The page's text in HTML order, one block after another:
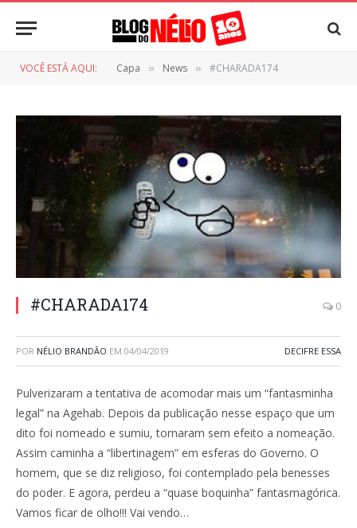
VOCÊ ESTÁ AQUI: Capa » News » #CHARADA174
#CHARADA174 0
POR NÉLIO BRANDÃO EM 04/04/2019 DECIFRE ESSA
Pulverizaram a tentativa de acomodar mais um “fantasminha
legal” na Agehab. Depois da publicação nesse espaço que um
dito foi nomeado e sumiu, tornaram sem efeito a nomeação.
Assim caminha a “libertinagem” em esferas do Governo. O
homem, que se diz religioso, foi contemplado pela benesses
do poder. E agora, perdeu a “quase boquinha” fantasmagórica.
Vamos ficar de olho!!! Vai vendo…